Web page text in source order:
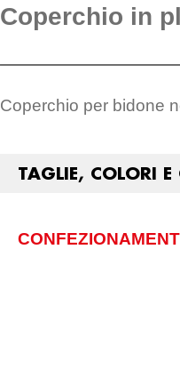
Coperchio in
Coperchio per bidone
TAGLIE, COLORI